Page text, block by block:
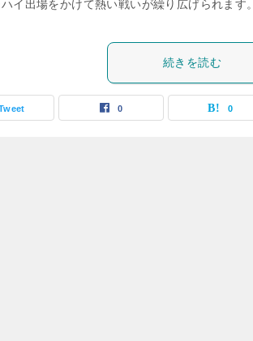
イ出場をかけて熱い戦いが繰り広げられます。
続きを読む
0 0